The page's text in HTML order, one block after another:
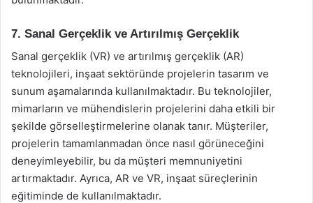
7. Sanal Gerçeklik ve Artırılmış Gerçeklik
Sanal gerçeklik (VR) ve artırılmış gerçeklik (AR)
teknolojileri, inşaat sektöründe projelerin tasarım ve
sunum aşamalarında kullanılmaktadır. Bu teknolojiler,
mimarların ve mühendislerin projelerini daha etkili bir
şekilde görselleştirmelerine olanak tanır. Müşteriler,
projelerin tamamlanmadan önce nasıl görüneceğini
deneyimleyebilir, bu da müşteri memnuniyetini
artırmaktadır. Ayrıca, AR ve VR, inşaat süreçlerinin
eğitiminde de kullanılmaktadır.